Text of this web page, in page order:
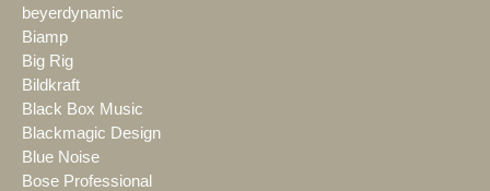
beyerdynamic
Biamp
Big Rig
Bildkraft
Black Box Music
Blackmagic Design
Blue Noise
Bose Professional